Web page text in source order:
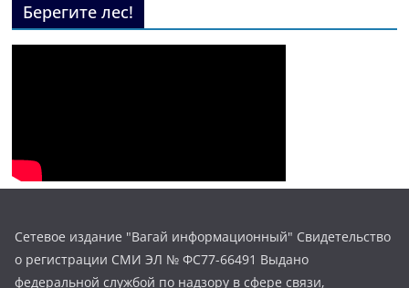
Берегите лес!
Сетевое издание "Вагай информационный" Свидетельство
о регистрации СМИ ЭЛ № ФС77-66491 Выдано
федеральной службой по надзору в сфере связи,